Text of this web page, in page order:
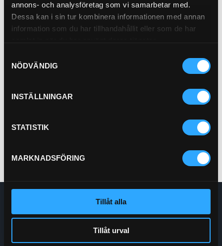
annons- och analysföretag som vi samarbetar med.
Dessa kan i sin tur kombinera informationen med annan
information som du har tillhandahållit eller som de har
NÖDVÄNDIG
INSTÄLLNINGAR
STATISTIK
MARKNADSFÖRING
Tillåt alla
Tillåt urval
Pris exkl. 413.00
E-post: Order@enskedehydraul.se